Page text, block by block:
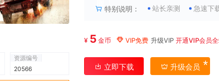
资源编号
20566
特别说明： 站长亲测 急速下
¥ 5 金币 VIP免费 升级VIP 开通VIP会员
立即下载 升级会员
*
*